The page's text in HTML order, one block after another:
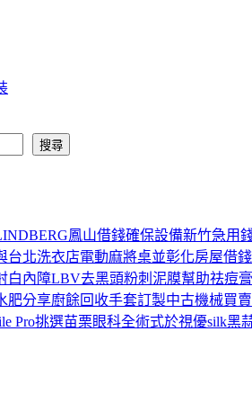
搜尋
鳳山借錢確保設備新竹急用
台北洗衣店電動麻將桌並彰化房屋借錢
白內障LBV去黑頭粉刺泥膜幫助祛痘膏
肥分享廚餘回收手套訂製中古機械買賣
Pro挑選苗栗眼科全術式於視優silk黑